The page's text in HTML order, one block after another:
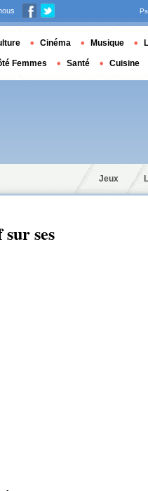
Jeux
ses
Cinéma Musique
Femmes Santé Cuisine